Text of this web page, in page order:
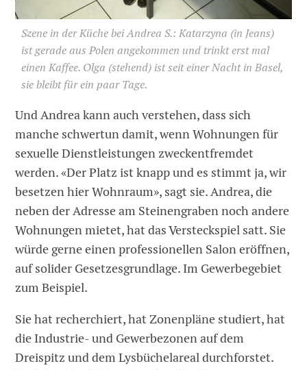
Szene in der Küche bei Andrea S.: Katarzyna (in Jeans)
ist gerade aus Polen angekommen und trinkt erst mal
einen Kaffee. Olga (stehend) ist seit einer Nacht in Basel,
sie bleibt für ein paar Tage.
Und Andrea kann auch verstehen, dass sich
manche schwertun damit, wenn Wohnungen für
sexuelle Dienstleistungen zweckentfremdet
werden. «Der Platz ist knapp und es stimmt ja, wir
besetzen hier Wohnraum», sagt sie. Andrea, die
neben der Adresse am Steinengraben noch andere
Wohnungen mietet, hat das Versteckspiel satt. Sie
würde gerne einen professionellen Salon eröffnen,
auf solider Gesetzesgrundlage. Im Gewerbegebiet
zum Beispiel.
Sie hat recherchiert, hat Zonenpläne studiert, hat
die Industrie- und Gewerbezonen auf dem
Dreispitz und dem Lysbüchelareal durchforstet.